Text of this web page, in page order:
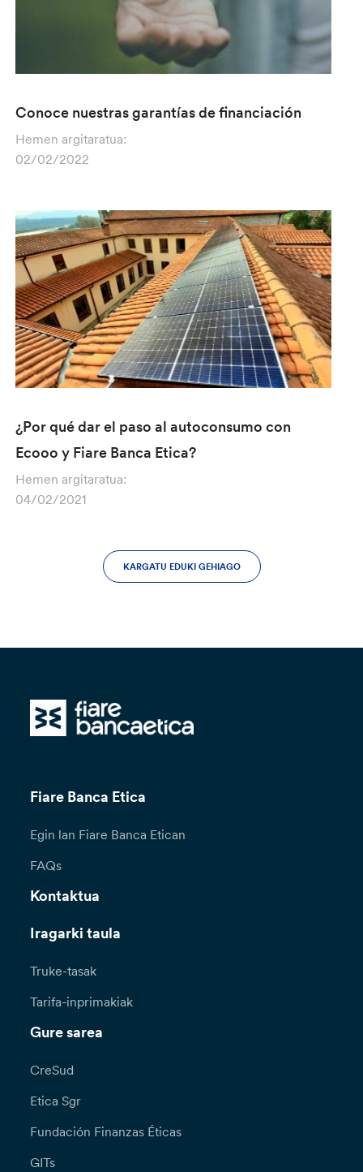
Conoce nuestras garantías de financiación
Hemen argitaratua:
02/02/2022
¿Por qué dar el paso al autoconsumo con
Ecooo y Fiare Banca Etica?
Hemen argitaratua:
04/02/2021
KARGATU EDUKI GEHIAGO
Fiare Banca Etica
Egin lan Fiare Banca Etican
FAQs
Kontaktua
Iragarki taula
Truke-tasak
Tarifa-inprimakiak
Gure sarea
CreSud
Etica Sgr
Fundación Finanzas Éticas
GITs